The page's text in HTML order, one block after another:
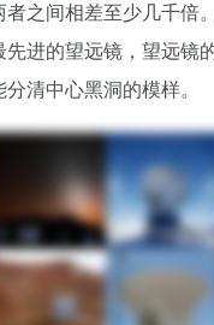
之间相差至少几千倍
进的望远镜，望远镜
清中心黑洞的模样。